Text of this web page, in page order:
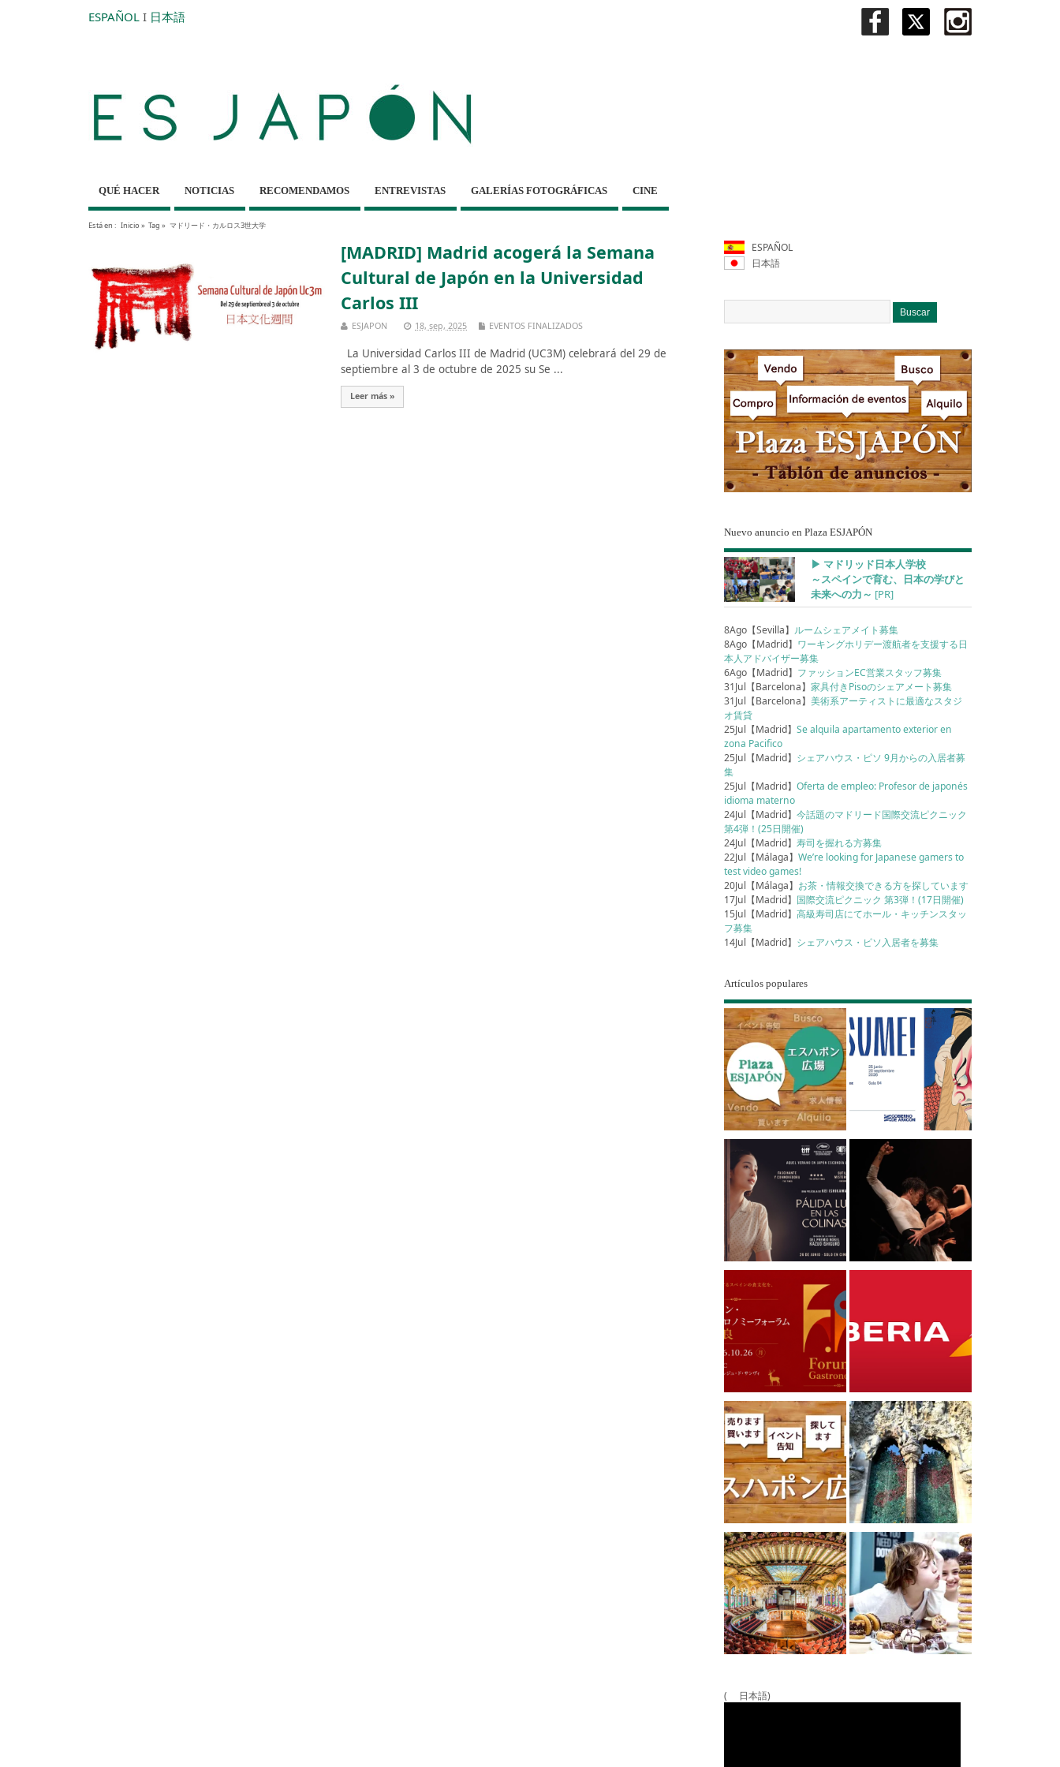
ESPAÑOL I 日本語
QUÉ HACER NOTICIAS RECOMENDAMOS ENTREVISTAS GALERÍAS FOTOGRÁFICAS CINE
Está en : Inicio» Tag » マドリード・カルロス3世大学
[MADRID] Madrid acogerá la Semana
Cultural de Japón en la Universidad
Carlos III
ESJAPON 18, sep, 2025 EVENTOS FINALIZADOS
La Universidad Carlos III de Madrid (UC3M) celebrará del 29 de
septiembre al 3 de octubre de 2025 su Se ...
Leer más »
ESPAÑOL
日本語
Nuevo anuncio en Plaza ESJAPÓN
▶︎ マドリッド日本人学校
～スペインで育む、日本の学びと
未来への力～ [PR]
8Ago【Sevilla】 ルームシェアメイト募集
8Ago【Madrid】 ワーキングホリデー渡航者を支援する日
本人アドバイザー募集
6Ago【Madrid】 ファッションEC営業スタッフ募集
31Jul【Barcelona】家具付きPisoのシェアメート募集
31Jul【Barcelona】美術系アーティストに最適なスタジ
オ賃貸
25Jul【Madrid】Se alquila apartamento exterior en
zona Pacifico
25Jul【Madrid】 シェアハウス・ピソ 9月からの入居者募
集
25Jul【Madrid】Oferta de empleo: Profesor de japonés
idioma materno
24Jul【Madrid】今話題のマドリード国際交流ピクニック
第4弾！(25日開催)
24Jul【Madrid】寿司を握れる方募集
22Jul【Málaga】We’re looking for Japanese gamers to
test video games!
20Jul【Málaga】 お茶・情報交換できる方を探しています
17Jul【Madrid】 国際交流ピクニック 第3弾！(17日開催)
15Jul【Madrid】高級寿司店にてホール・キッチンスタッ
フ募集
14Jul【Madrid】 シェアハウス・ピソ入居者を募集
Artículos populares
( 日本語)